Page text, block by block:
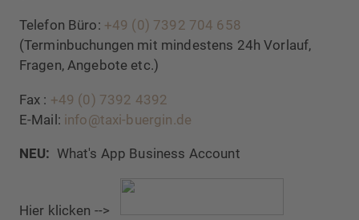
Telefon Büro: +49 (0) 7392 704 658
(Terminbuchungen mit mindestens 24h Vorlauf,
Fragen, Angebote etc.)
Fax : +49 (0) 7392 4392
E-Mail: info@taxi-buergin.de
NEU: What's App Business Account
Hier klicken -->